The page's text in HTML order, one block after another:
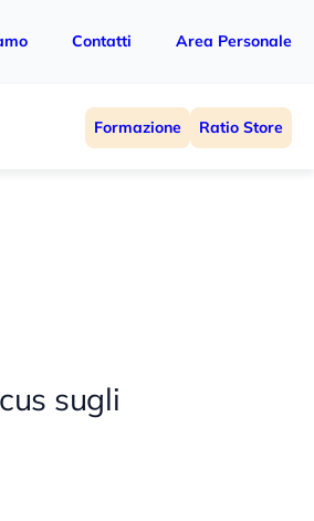
Contatti Area Personale
Formazione Ratio Store
sugli